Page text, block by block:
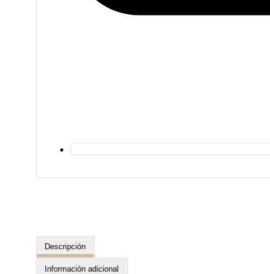
Descripción
Información adicional